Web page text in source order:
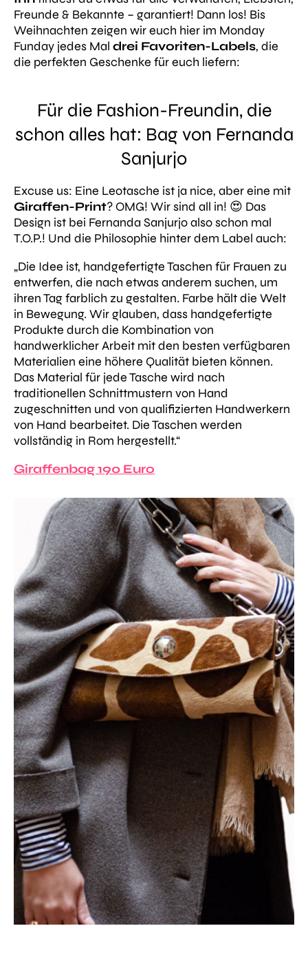
Freunde & Bekannte – garantiert! Dann los! Bis
Weihnachten zeigen wir euch hier im Monday
Funday jedes Mal drei Favoriten-Labels, die
die perfekten Geschenke für euch liefern:
Für die Fashion-Freundin, die
schon alles hat: Bag von Fernanda
Sanjurjo
Excuse us: Eine Leotasche ist ja nice, aber eine mit
Giraffen-Print? OMG! Wir sind all in! 😍 Das
Design ist bei Fernanda Sanjurjo also schon mal
T.O.P.! Und die Philosophie hinter dem Label auch:
„Die Idee ist, handgefertigte Taschen für Frauen zu
entwerfen, die nach etwas anderem suchen, um
ihren Tag farblich zu gestalten. Farbe hält die Welt
in Bewegung. Wir glauben, dass handgefertigte
Produkte durch die Kombination von
handwerklicher Arbeit mit den besten verfügbaren
Materialien eine höhere Qualität bieten können.
Das Material für jede Tasche wird nach
traditionellen Schnittmustern von Hand
zugeschnitten und von qualifizierten Handwerkern
von Hand bearbeitet. Die Taschen werden
vollständig in Rom hergestellt.“
Giraffenbag 190 Euro